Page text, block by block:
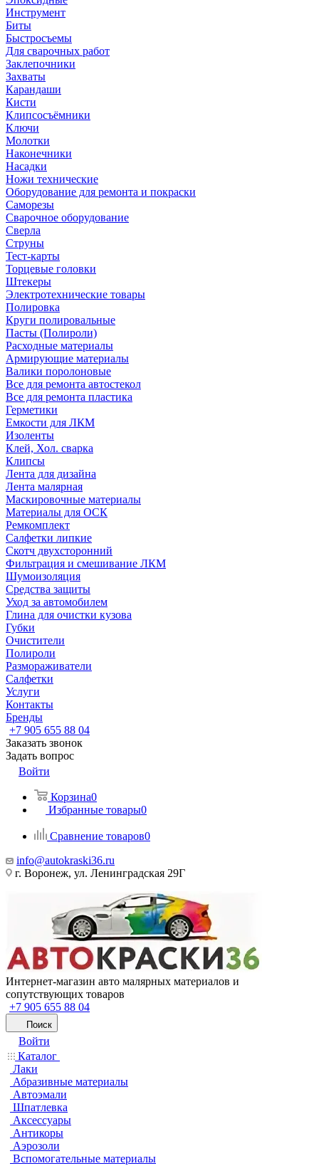
Инструмент
Биты
Быстросъемы
Для сварочных работ
Заклепочники
Захваты
Карандаши
Кисти
Клипсосъёмники
Ключи
Молотки
Наконечники
Насадки
Ножи технические
Оборудование для ремонта и покраски
Саморезы
Сварочное оборудование
Сверла
Струны
Тест-карты
Торцевые головки
Штекеры
Электротехнические товары
Полировка
Круги полировальные
Пасты (Полироли)
Расходные материалы
Армирующие материалы
Валики поролоновые
Все для ремонта автостекол
Все для ремонта пластика
Герметики
Емкости для ЛКМ
Изоленты
Клей, Хол. сварка
Клипсы
Лента для дизайна
Лента малярная
Маскировочные материалы
Материалы для ОСК
Ремкомплект
Салфетки липкие
Скотч двухсторонний
Фильтрация и смешивание ЛКМ
Шумоизоляция
Средства защиты
Уход за автомобилем
Глина для очистки кузова
Губки
Очистители
Полироли
Размораживатели
Салфетки
Услуги
Контакты
Бренды
+7 905 655 88 04
Заказать звонок
Задать вопрос
Войти
Корзина0
Избранные товары0
Сравнение товаров0
info@autokraski36.ru
г. Воронеж, ул. Ленинградская 29Г
Интернет-магазин авто малярных материалов и
сопутствующих товаров
+7 905 655 88 04
Поиск
Войти
Каталог
Лаки
Абразивные материалы
Автоэмали
Шпатлевка
Аксессуары
Антикоры
Аэрозоли
Вспомогательные материалы